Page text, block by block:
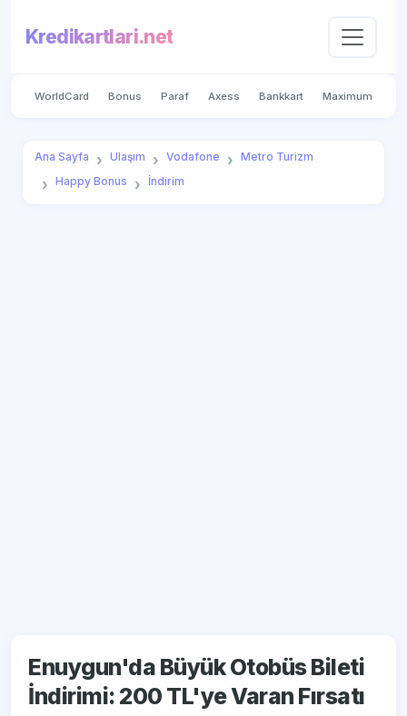
Kredikartlari.net
WorldCard Bonus Paraf Axess Bankkart Maximum
Ana Sayfa Ulaşım Vodafone
Metro Turizm
Happy Bonus
İndirim
Enuygun'da Büyük Otobüs Bileti
İndirimi: 200 TL'ye Varan Fırsatı